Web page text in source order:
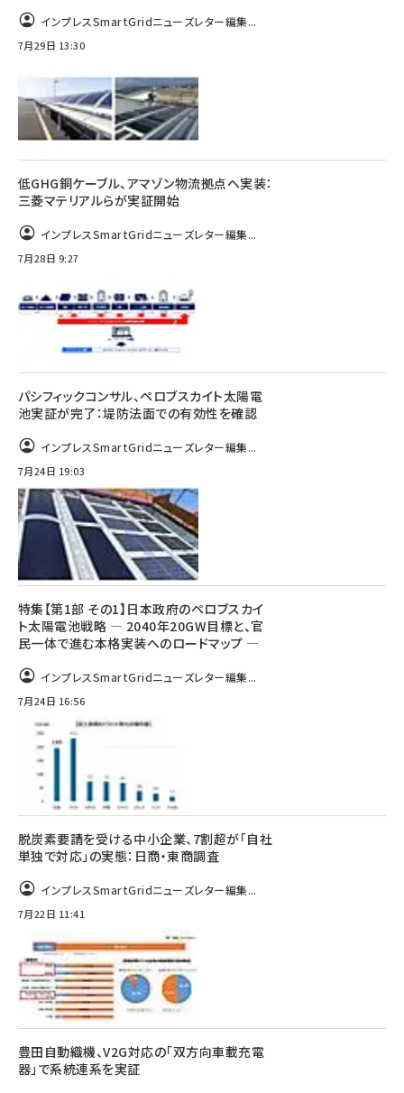
インプレスSmartGridニューズレター編集...
7月29日 13:30
低GHG銅ケーブル、アマゾン物流拠点へ実装：
三菱マテリアルらが実証開始
インプレスSmartGridニューズレター編集...
7月28日 9:27
パシフィックコンサル、ペロブスカイト太陽電
池実証が完了：堤防法面での有効性を確認
インプレスSmartGridニューズレター編集...
7月24日 19:03
特集【第1部 その1】日本政府のペロブスカイ
ト太陽電池戦略 ― 2040年20GW目標と、官
民一体で進む本格実装へのロードマップ ―
インプレスSmartGridニューズレター編集...
7月24日 16:56
脱炭素要請を受ける中小企業、7割超が「自社
単独で対応」の実態：日商・東商調査
インプレスSmartGridニューズレター編集...
7月22日 11:41
豊田自動織機、V2G対応の「双方向車載充電
器」で系統連系を実証